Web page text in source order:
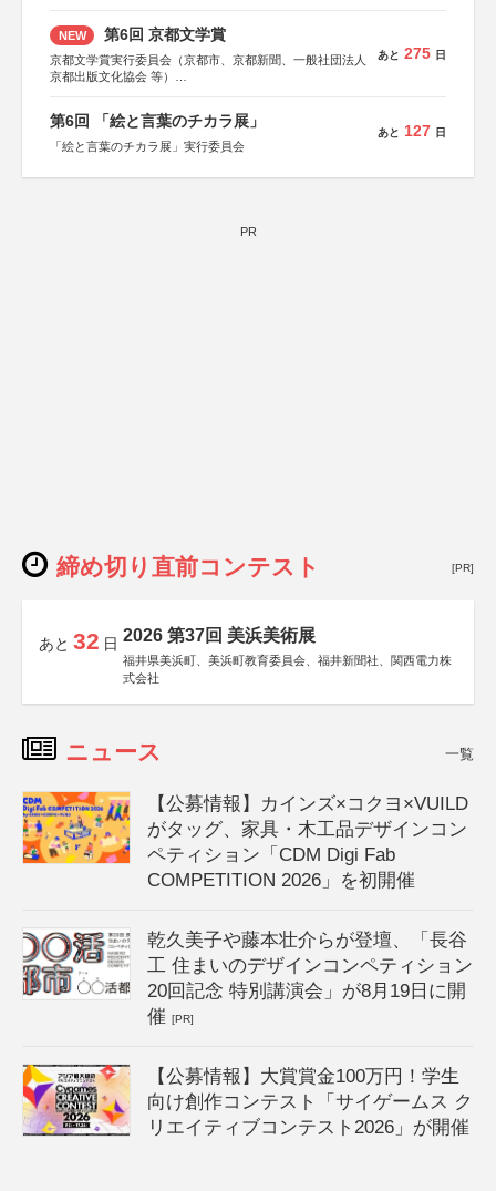
NEW 第6回 京都文学賞
京都文学賞実行委員会（京都市、京都新聞、一般社団法人
京都出版文化協会 等）
KADOKAWA、河出書房新社、幻冬舎、講談社、光文社、
集英社、小学館、祥伝社、新潮社、淡交社、ちいさいミシ
マ社、徳間書店、早川書房、PHP研究所、双葉社、文藝春
あと 275 日
第6回 「絵と言葉のチカラ展」
「絵と言葉のチカラ展」実行委員会
あと 127 日
PR
締め切り直前コンテスト [PR]
あと 32 日 2026 第37回 美浜美術展
福井県美浜町、美浜町教育委員会、福井新聞社、関西電力株
式会社
ニュース 一覧
【公募情報】カインズ×コクヨ×VUILD
がタッグ、家具・木工品デザインコン
ペティション「CDM Digi Fab
COMPETITION 2026」を初開催
乾久美子や藤本壮介らが登壇、「長谷
工 住まいのデザインコンペティション
20回記念 特別講演会」が8月19日に開
催[PR]
【公募情報】大賞賞金100万円！学生
向け創作コンテスト「サイゲームス ク
リエイティブコンテスト2026」が開催